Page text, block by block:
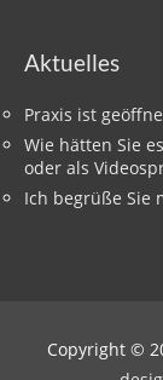
Aktuelles
Praxis ist
Wie hätten Sie
oder als
Ich begrüße Sie
Copyright ©